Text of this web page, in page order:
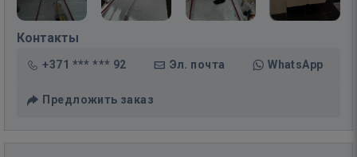
Контакты
+371 *** *** 92 Эл. почта WhatsApp
Предложить заказ